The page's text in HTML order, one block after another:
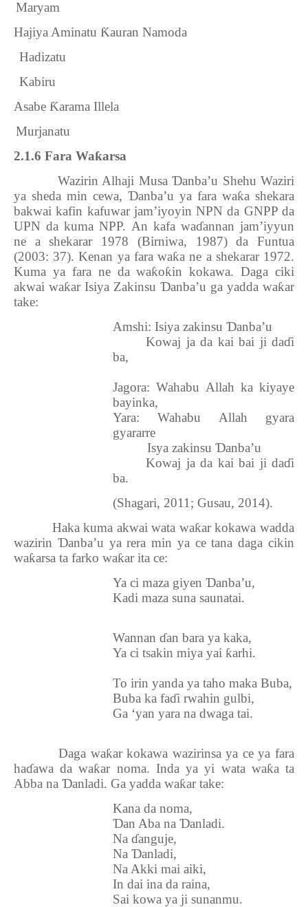
Maryam
Hajiya Aminatu Ƙauran Namoda
Hadizatu
Kabiru
Asabe Ƙarama Illela
Murjanatu
2.1.6 Fara Waƙarsa
Wazirin Alhaji MusaƊanba’u Shehu Waziri
ya sheda min cewa, Ɗanba’u ya fara waƙa shekara
bakwai kafin kafuwar jam’iyoyin NPN da GNPP da
UPN da kuma NPP. An kafa waɗannan jam’iyyun
ne a shekarar 1978 (Birniwa, 1987) da Funtua
(2003: 37). Kenan ya fara waƙa ne a shekarar 1972.
Kuma ya fara ne da waƙoƙin kokawa. Daga ciki
akwai waƙar Isiya Zakinsu Ɗanba’u ga yadda waƙar
take:
Amshi: Isiya zakinsu Ɗanba’u
Kowaj ja da kai bai ji daɗi
ba,
Jagora: Wahabu Allah ka kiyaye
bayinka,
Yara: Wahabu Allah gyara
gyararre
Isya zakinsu Ɗanba’u
Kowaj ja da kai bai ji daɗi
ba.
(Shagari, 2011; Gusau, 2014).
Haka kuma akwai wata waƙar kokawa wadda
wazirin Ɗanba’u ya rera min ya ce tana daga cikin
waƙarsa ta farko waƙar ita ce:
Ya ci maza giyen Ɗanba’u,
Kadi maza suna saunatai.
Wannan ɗan bara ya kaka,
Ya ci tsakin miya yai ƙarhi.
To irin yanda ya taho maka Buba,
Buba ka faɗi rwahin gulbi,
Ga ‘yan yara na dwaga tai.
Daga waƙar kokawa wazirinsa ya ce ya fara
haɗawa da waƙar noma. Inda ya yi wata waƙa ta
Abba na Ɗanladi. Ga yadda waƙar take:
Kana da noma,
Ɗan Aba na Ɗanladi.
Na ɗanguje,
Na Ɗanladi,
Na Akki mai aiki,
In dai ina da raina,
Sai kowa ya ji sunanmu.